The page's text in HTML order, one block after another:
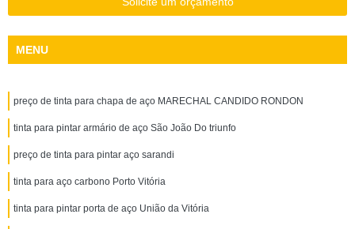
MENU
preço de tinta para chapa de aço MARECHAL CANDIDO RONDON
tinta para pintar armário de aço São João Do triunfo
preço de tinta para pintar aço sarandi
tinta para aço carbono Porto Vitória
tinta para pintar porta de aço União da Vitória